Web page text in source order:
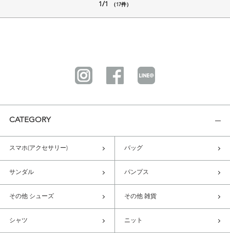
1/1 （17件）
CATEGORY
スマホ(アクセサリー) バッグ
サンダル パンプス
その他 シューズ その他 雑貨
シャツ ニット